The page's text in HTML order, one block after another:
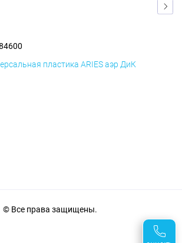
пластика ARIES аэр ДиК
© Все права защищены.